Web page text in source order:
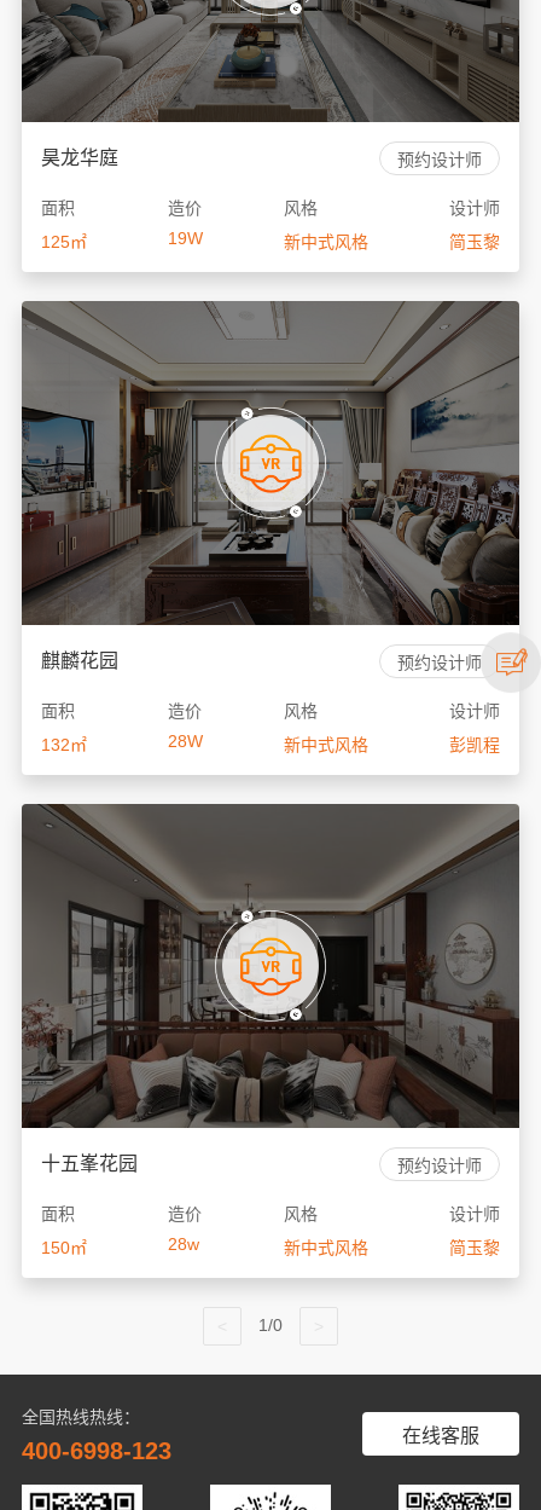
昊龙华庭 预约设计师
面积
125㎡
造价
19W
风格
新中式风格
设计师
简玉黎
麒麟花园 预约设计师
面积
132㎡
造价
28W
风格
新中式风格
设计师
彭凯程
十五峯花园 预约设计师
面积
150㎡
造价
28w
风格
新中式风格
设计师
简玉黎
1/0
全国热线热线：
400-6998-123
在线客服